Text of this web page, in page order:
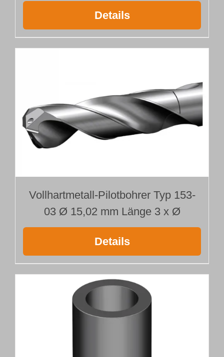
Details
Vollhartmetall-Pilotbohrer Typ 153-
03 Ø 15,02 mm Länge 3 x Ø
Details